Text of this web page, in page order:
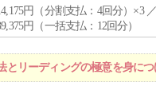
円（分割支払：4回分）×3
円（一括支払：12回分）
リーディングの極意を身につ